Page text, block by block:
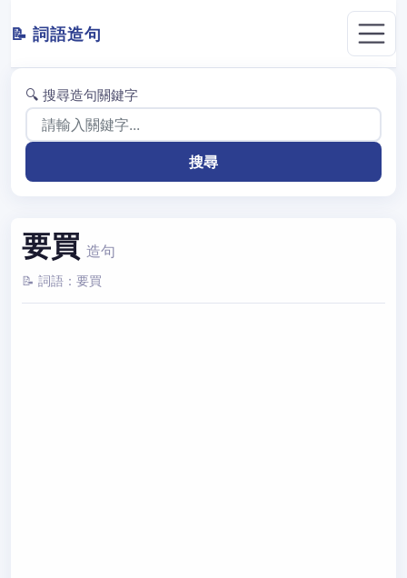
📝 詞語造句
🔍 搜尋造句關鍵字
要買 造句
📝 詞語：要買